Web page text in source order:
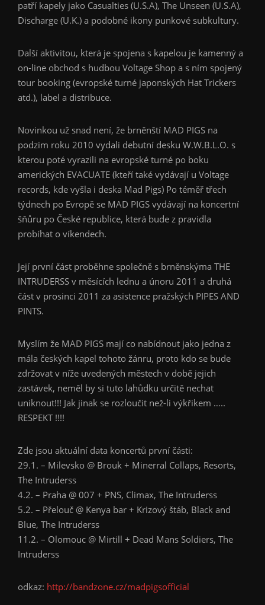
patří kapely jako Casualties (U.S.A), The Unseen (U.S.A),
Discharge (U.K.) a podobné ikony punkové subkultury.
Další aktivitou, která je spojena s kapelou je kamenný a
on-line obchod s hudbou Voltage Shop a s ním spojený
tour booking (evropské turné japonských Hat Trickers
atd.), label a distribuce.
Novinkou už snad není, že brněnští MAD PIGS na
podzim roku 2010 vydali debutní desku W.W.B.L.O. s
kterou poté vyrazili na evropské turné po boku
amerických EVACUATE (kteří také vydávají u Voltage
records, kde vyšla i deska Mad Pigs) Po téměř třech
týdnech po Evropě se MAD PIGS vydávají na koncertní
šňůru po České republice, která bude z pravidla
probíhat o víkendech.
Její první část proběhne společně s brněnskýma THE
INTRUDERSS v měsících lednu a únoru 2011 a druhá
část v prosinci 2011 za asistence pražských PIPES AND
PINTS.
Myslím že MAD PIGS mají co nabídnout jako jedna z
mála českých kapel tohoto žánru, proto kdo se bude
zdržovat v níže uvedených městech v době jejich
zastávek, neměl by si tuto lahůdku určitě nechat
uniknout!!! Jak jinak se rozloučit než-li výkřikem …..
RESPEKT !!!!
Zde jsou aktuální data koncertů první části:
29.1. – Milevsko @ Brouk + Minerral Collaps, Resorts,
The Intruderss
4.2. – Praha @ 007 + PNS, Climax, The Intruderss
5.2. – Přelouč @ Kenya bar + Krizový štáb, Black and
Blue, The Intruderss
11.2. – Olomouc @ Mirtill + Dead Mans Soldiers, The
Intruderss
odkaz: http://bandzone.cz/madpigsofficial